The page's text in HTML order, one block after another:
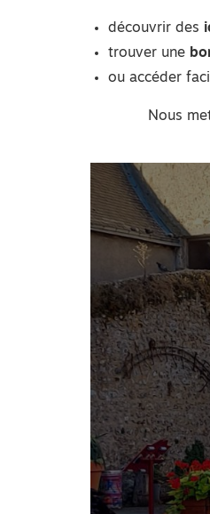
découvrir des
trouver une
ou accéder
Nous